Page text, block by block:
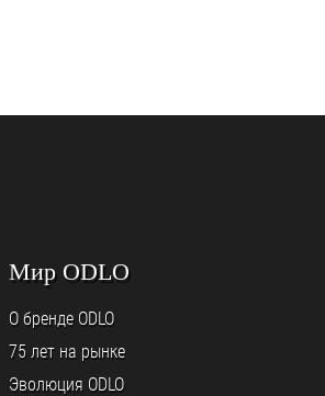
Мир ODLO
О бренде ODLO
75 лет на рынке
Эволюция ODLO